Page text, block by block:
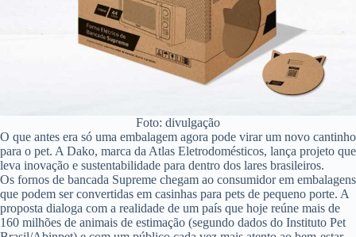
Foto: divulgação
O que antes era só uma embalagem agora pode virar um novo cantinho
para o pet. A Dako, marca da Atlas Eletrodomésticos, lança projeto que
leva inovação e sustentabilidade para dentro dos lares brasileiros.
Os fornos de bancada Supreme chegam ao consumidor em embalagens
que podem ser convertidas em casinhas para pets de pequeno porte. A
proposta dialoga com a realidade de um país que hoje reúne mais de
160 milhões de animais de estimação (segundo dados do Instituto Pet